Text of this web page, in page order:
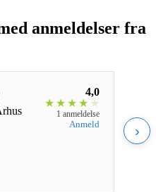
anmeldelser fra
4,0
★ ★ ★ ★ ★
1 anmeldelse
Anmeld ›